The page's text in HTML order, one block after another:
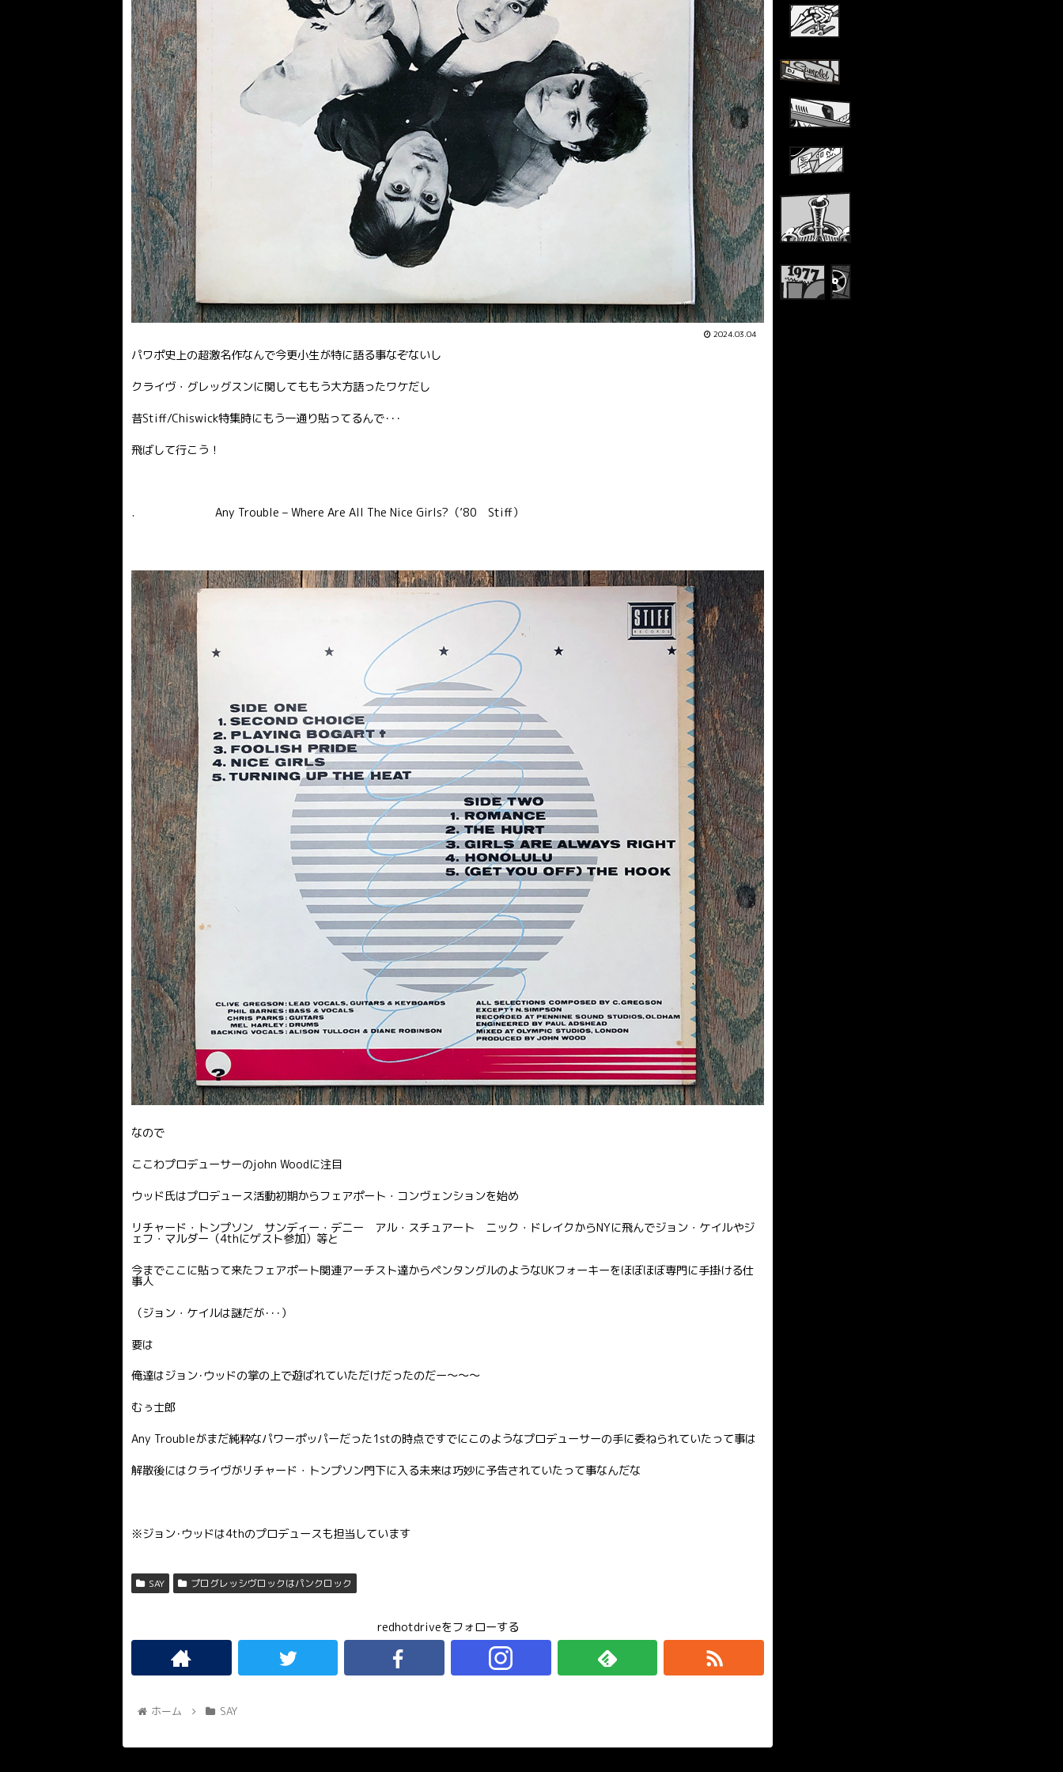
2024.03.04
パワポ史上の超激名作なんで今更小生が特に語る事なぞないし
クライヴ・グレッグスンに関してももう大方語ったワケだし
昔Stiff/Chiswick特集時にもう一通り貼ってるんで･･･
飛ばして行こう！
. Any Trouble – Where Are All The Nice Girls?（’80 Stiff）
なので
ここわプロデューサーのjohn Woodに注目
ウッド氏はプロデュース活動初期からフェアポート・コンヴェンションを始め
リチャード・トンプソン サンディー・デニー アル・スチュアート ニック・ドレイクからNYに飛んでジョン・ケイルやジ
ェフ・マルダー（4thにゲスト参加）等と
今までここに貼って来たフェアポート関連アーチスト達からペンタングルのようなUKフォーキーをほぼほぼ専門に手掛ける仕
事人
（ジョン・ケイルは謎だが･･･）
要は
俺達はジョン･ウッドの掌の上で遊ばれていただけだったのだー〜〜〜
むぅ士郎
Any Troubleがまだ純粋なパワーポッパーだった1stの時点ですでにこのようなプロデューサーの手に委ねられていたって事は
解散後にはクライヴがリチャード・トンプソン門下に入る未来は巧妙に予告されていたって事なんだな
※ジョン･ウッドは4thのプロデュースも担当しています
SAY プログレッシヴロックはパンクロック
redhotdriveをフォローする
ホーム SAY